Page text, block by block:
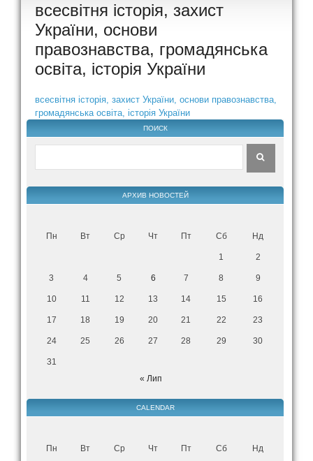
всесвітня історія, захист
України, основи
правознавства, громадянська
освіта, історія України
всесвітня історія, захист України, основи правознавства,
громадянська освіта, історія України
ПОИСК
АРХИВ НОВОСТЕЙ
Пн Вт Ср Чт Пт Сб Нд
1 2
3 4 5 6 7 8 9
10 11 12 13 14 15 16
17 18 19 20 21 22 23
24 25 26 27 28 29 30
31
« Лип
CALENDAR
Пн Вт Ср Чт Пт Сб Нд